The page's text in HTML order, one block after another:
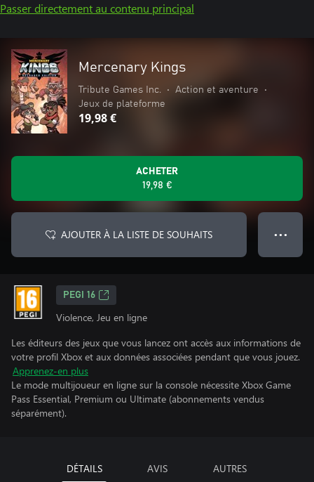
Passer directement au contenu principal
Mercenary Kings
Tribute Games Inc. • Action et aventure
•
Jeux de plateforme
19,98 €
ACHETER
19,98 €
AJOUTER À LA LISTE DE SOUHAITS ● ● ●
PEGI 16
Violence, Jeu en ligne
Les éditeurs des jeux que vous lancez ont accès aux informations de
votre profil Xbox et aux données associées pendant que vous jouez.
Apprenez-en plus
Le mode multijoueur en ligne sur la console nécessite Xbox Game
Pass Essential, Premium ou Ultimate (abonnements vendus
séparément).
DÉTAILS AVIS AUTRES